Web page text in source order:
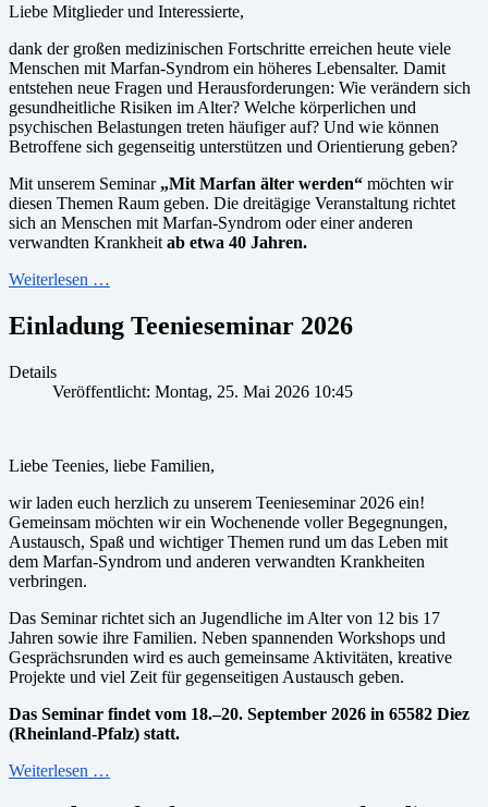
Liebe Mitglieder und Interessierte,
dank der großen medizinischen Fortschritte erreichen heute viele
Menschen mit Marfan-Syndrom ein höheres Lebensalter. Damit
entstehen neue Fragen und Herausforderungen: Wie verändern sich
gesundheitliche Risiken im Alter? Welche körperlichen und
psychischen Belastungen treten häufiger auf? Und wie können
Betroffene sich gegenseitig unterstützen und Orientierung geben?
Mit unserem Seminar „Mit Marfan älter werden“ möchten wir
diesen Themen Raum geben. Die dreitägige Veranstaltung richtet
sich an Menschen mit Marfan-Syndrom oder einer anderen
verwandten Krankheit ab etwa 40 Jahren.
Weiterlesen …
Einladung Teenieseminar 2026
Details
Veröffentlicht: Montag, 25. Mai 2026 10:45
Liebe Teenies, liebe Familien,
wir laden euch herzlich zu unserem Teenieseminar 2026 ein!
Gemeinsam möchten wir ein Wochenende voller Begegnungen,
Austausch, Spaß und wichtiger Themen rund um das Leben mit
dem Marfan-Syndrom und anderen verwandten Krankheiten
verbringen.
Das Seminar richtet sich an Jugendliche im Alter von 12 bis 17
Jahren sowie ihre Familien. Neben spannenden Workshops und
Gesprächsrunden wird es auch gemeinsame Aktivitäten, kreative
Projekte und viel Zeit für gegenseitigen Austausch geben.
Das Seminar findet vom 18.–20. September 2026 in 65582 Diez
(Rheinland-Pfalz) statt.
Weiterlesen …